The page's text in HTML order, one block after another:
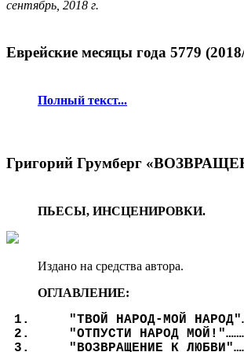
сентябрь, 2018 г.
Еврейские месяцы года 5779
Полный текст...
Григорий Грумберг
ПЬЕСЫ, ИНСЦЕНИРОВКИ.
Издано на средства автора.
ОГЛАВЛЕНИЕ:
"ТВОЙ НАРОД-МОЙ
"ОТПУСТИ НАРОД
"ВОЗВРАЩЕНИЕ К